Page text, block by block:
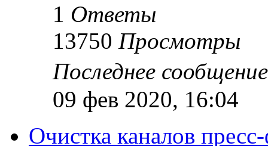
1 Ответы
13750 Просмотры
Последнее
09 фев 2020, 16:04
Очистка каналов